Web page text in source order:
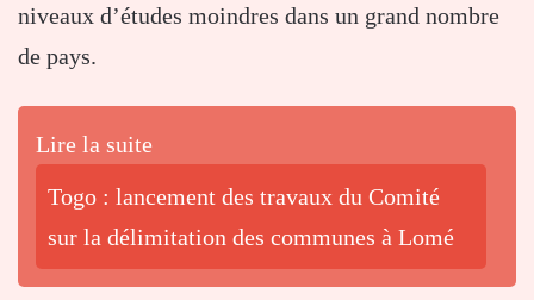
niveaux d’études moindres dans un grand nombre
de pays.
Lire la suite
Togo : lancement des travaux du Comité
sur la délimitation des communes à Lomé